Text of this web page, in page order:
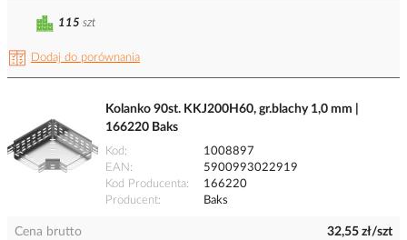
Dodaj do porównania
115 szt
Kolanko 90st. KKJ200H60, gr.blachy 1,0 mm |
166220 Baks
Kod
1008897
EAN
5900993022919
Kod Producenta
166220
Producent
Baks
Cena brutto 32,55 zł/szt